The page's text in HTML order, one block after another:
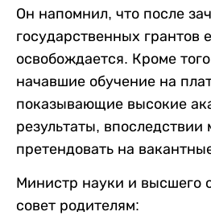
Он напомнил, что после
государственных грантов
освобождается. Кроме
начавшие обучение на
показывающие высокие
результаты, впоследствии
претендовать на
Министр науки и высшего
совет родителям: